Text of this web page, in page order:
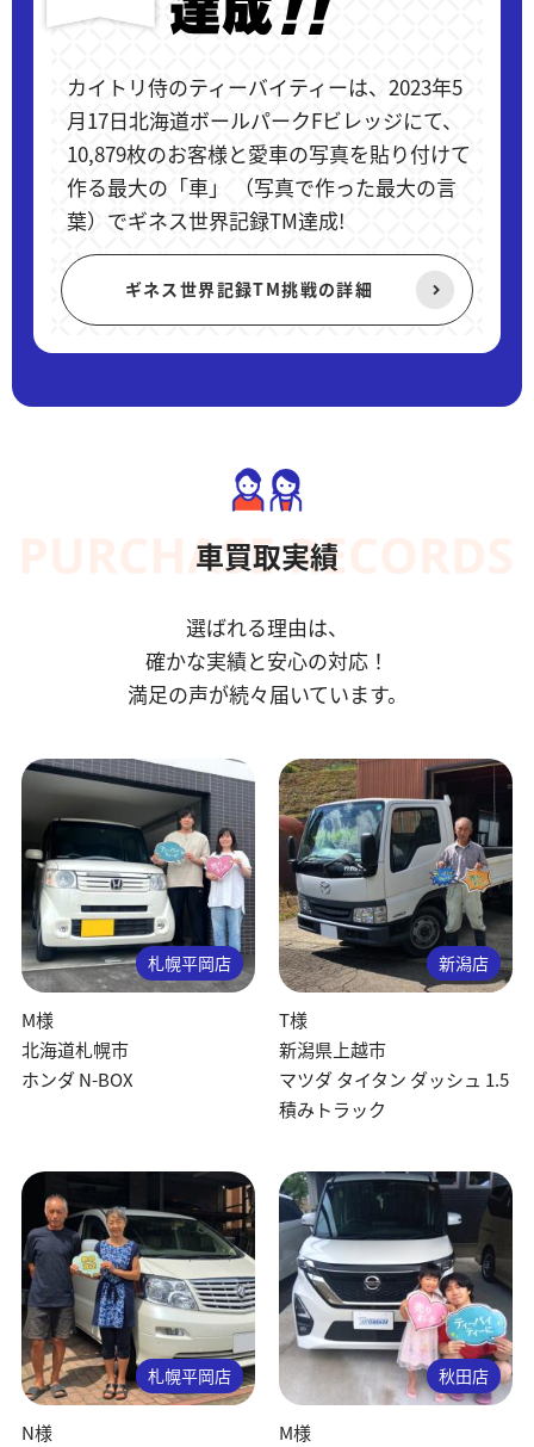
カイトリ侍のティーバイティーは、2023年5
月17日北海道ボールパークFビレッジにて、
10,879枚のお客様と愛車の写真を貼り付けて
作る最大の「車」 （写真で作った最大の言
葉）でギネス世界記録TM達成!
ギネス世界記録TM挑戦の詳細
車買取実績
選ばれる理由は、
確かな実績と安心の対応！
満足の声が続々届いています。
札幌平岡店
M様
北海道札幌市
ホンダ N-BOX
新潟店
T様
新潟県上越市
マツダ タイタン ダッシュ 1.5
積みトラック
札幌平岡店
N様
秋田店
M様